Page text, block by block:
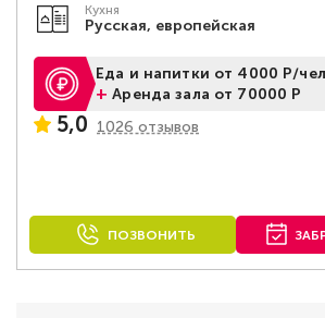
Кухня
Русская, европейская
Еда и напитки от 4000 Р/
+Аренда зала от 70000 Р
5,0 1026 отзывов
ПОЗВОНИТЬ